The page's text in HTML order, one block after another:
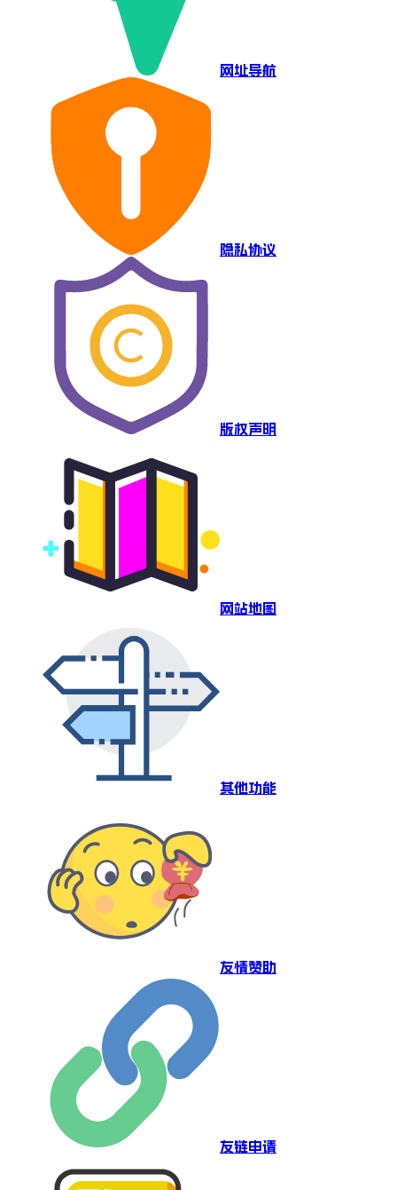
网址导航
隐私协议
版权声明
网站地图
其他功能
友情赞助
友链申请